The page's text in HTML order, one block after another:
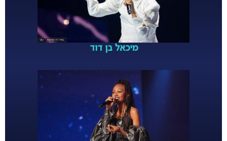
מיכאל בן דוד